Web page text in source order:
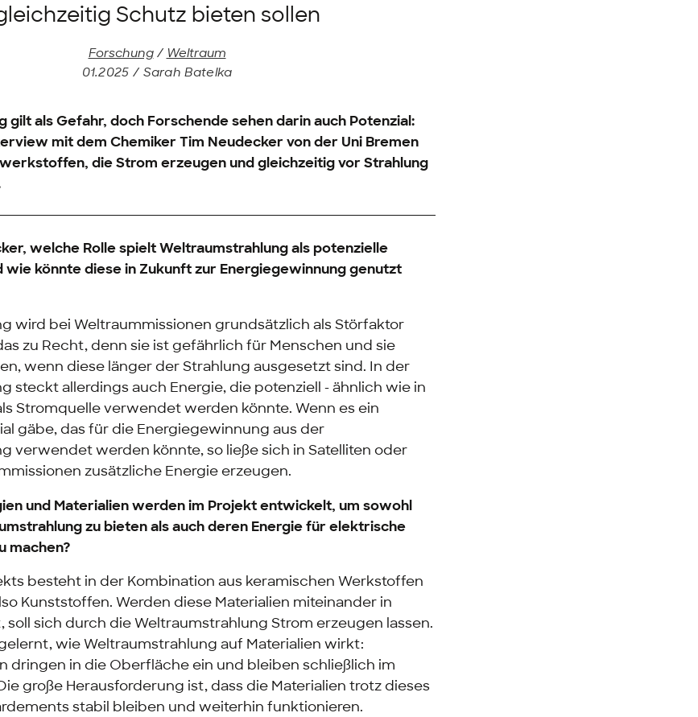
Schutz bieten sollen
Forschung/ Weltraum
01.2025 / Sarah Batelka
gilt als Gefahr, doch Forschende sehen darin auch Potenzial:
mit dem Chemiker Tim Neudecker von der Uni Bremen
die Strom erzeugen und gleichzeitig vor Strahlung
welche Rolle spielt Weltraumstrahlung als potenzielle
wie könnte diese in Zukunft zur Energiegewinnung genutzt
wird bei Weltraummissionen grundsätzlich als Störfaktor
zu Recht, denn sie ist gefährlich für Menschen und sie
wenn diese länger der Strahlung ausgesetzt sind. In der
steckt allerdings auch Energie, die potenziell - ähnlich wie in
Stromquelle verwendet werden könnte. Wenn es ein
gäbe, das für die Energiegewinnung aus der
verwendet werden könnte, so ließe sich in Satelliten oder
zusätzliche Energie erzeugen.
und Materialien werden im Projekt entwickelt, um sowohl
zu bieten als auch deren Energie für elektrische
machen?
besteht in der Kombination aus keramischen Werkstoffen
Kunststoffen. Werden diese Materialien miteinander in
sich durch die Weltraumstrahlung Strom erzeugen lassen.
wie Weltraumstrahlung auf Materialien wirkt:
dringen in die Oberfläche ein und bleiben schließlich im
große Herausforderung ist, dass die Materialien trotz dieses
stabil bleiben und weiterhin funktionieren.